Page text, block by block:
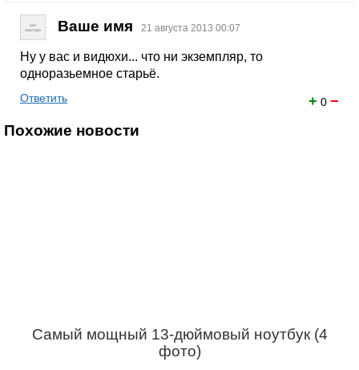
Ваше имя 21 августа 2013 00:07
Ну у вас и видюхи... что ни экземпляр, то
одноразьемное старьё.
+ 0 −
Ответить
Похожие новости
Самый мощный 13-дюймовый ноутбук (4
фото)